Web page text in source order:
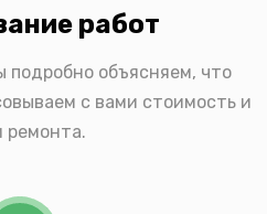
работ
подробно объясняем, что
с вами стоимость и
ремонта.